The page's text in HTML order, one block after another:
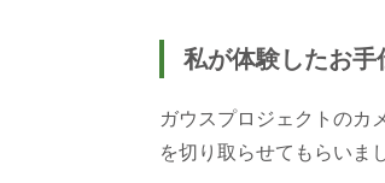
私が体験したお手
ガウスプロジェクトのカ
を切り取らせてもらいま